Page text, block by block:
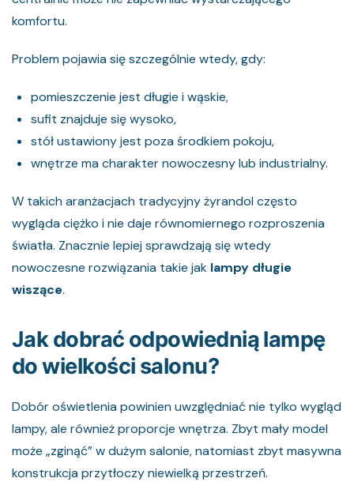
komfortu.
Problem pojawia się szczególnie wtedy, gdy:
pomieszczenie jest długie i wąskie,
sufit znajduje się wysoko,
stół ustawiony jest poza środkiem pokoju,
wnętrze ma charakter nowoczesny lub industrialny.
W takich aranżacjach tradycyjny żyrandol często
wygląda ciężko i nie daje równomiernego rozproszenia
światła. Znacznie lepiej sprawdzają się wtedy
nowoczesne rozwiązania takie jak lampy długie
wiszące.
Jak dobrać odpowiednią lampę
do wielkości salonu?
Dobór oświetlenia powinien uwzględniać nie tylko wygląd
lampy, ale również proporcje wnętrza. Zbyt mały model
może „zginąć” w dużym salonie, natomiast zbyt masywna
konstrukcja przytłoczy niewielką przestrzeń.